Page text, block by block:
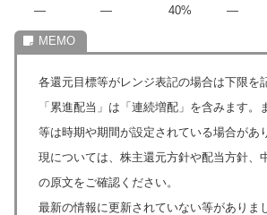
―
― 40% ―
各還元目標等がレンジ表記の場合は下限を
「累進配当」は「連続増配」を含みます。
等は時期や期間が設定されている場合があ
現については、株主還元方針や配当方針、
の原文をご確認ください。
最新の情報に更新されていない等がありま